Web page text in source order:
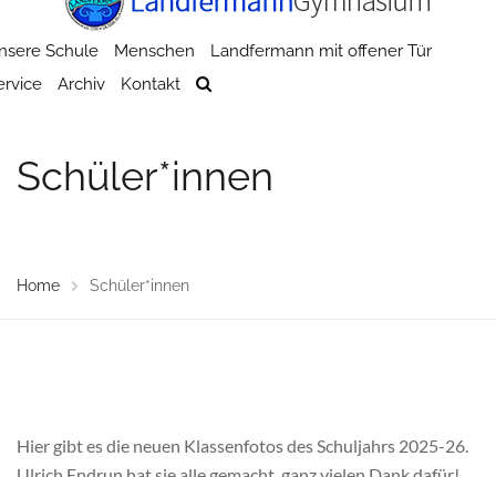
Schule Menschen
Landfermann mit offener Tür
Archiv Kontakt
Schüler*innen
Home Schüler*innen
Hier gibt es die neuen Klassenfotos des Schuljahrs 2025-26.